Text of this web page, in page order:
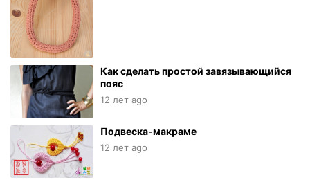
Как сделать простой завязывающийся
пояс
12 лет ago
Подвеска-макраме
12 лет ago